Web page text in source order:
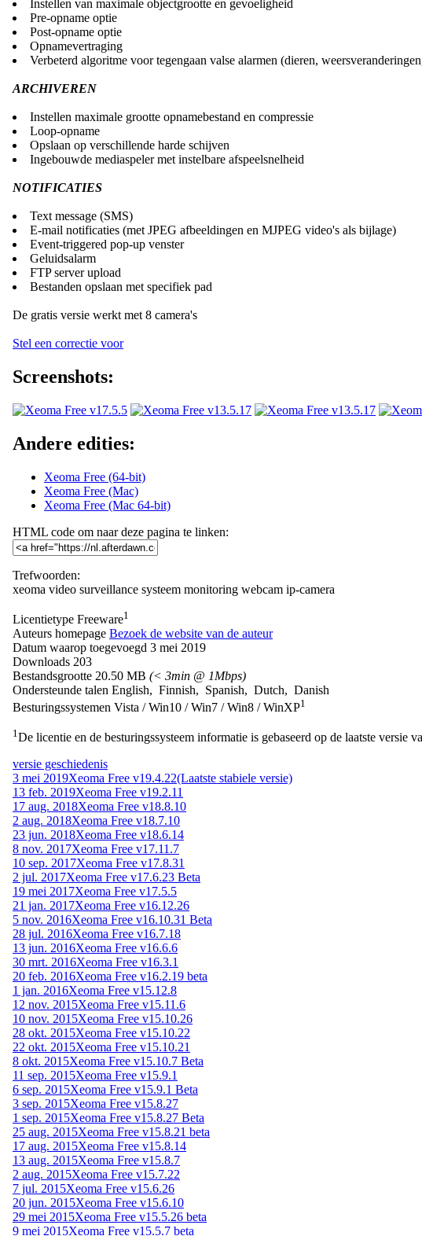
Instellen van maximale objectgrootte en gevoeligheid
Pre-opname optie
Post-opname optie
Opnamevertraging
Verbeterd algoritme voor tegengaan valse alarmen (dieren,
ARCHIVEREN
Instellen maximale grootte opnamebestand en compressie
Loop-opname
Opslaan op verschillende harde schijven
Ingebouwde mediaspeler met instelbare afspeelsnelheid
NOTIFICATIES
Text message (SMS)
E-mail notificaties (met JPEG afbeeldingen en MJPEG video's als bijlage)
Event-triggered pop-up venster
Geluidsalarm
FTP server upload
Bestanden opslaan met specifiek pad
De gratis versie werkt met 8 camera's
Stel een correctie voor
Screenshots:
Andere edities:
Xeoma Free (64-bit)
Xeoma Free (Mac)
Xeoma Free (Mac 64-bit)
HTML code om naar deze pagina te linken:
Trefwoorden:
xeoma video surveillance systeem monitoring webcam ip-camera
Licentietype Freeware1
Auteurs homepage Bezoek de website van de auteur
Datum waarop toegevoegd 3 mei 2019
Downloads 203
Bestandsgrootte 20.50 MB (< 3min @ 1Mbps)
Ondersteunde talen English, Finnish, Spanish, Dutch, Danish
Besturingssystemen Vista / Win10 / Win7 / Win8 / WinXP1
1De licentie en de besturingssysteem informatie is gebaseerd op de laatste versie
versie geschiedenis
3 mei 2019Xeoma Free v19.4.22(Laatste stabiele versie)
13 feb. 2019Xeoma Free v19.2.11
17 aug. 2018Xeoma Free v18.8.10
2 aug. 2018Xeoma Free v18.7.10
23 jun. 2018Xeoma Free v18.6.14
8 nov. 2017Xeoma Free v17.11.7
10 sep. 2017Xeoma Free v17.8.31
2 jul. 2017Xeoma Free v17.6.23 Beta
19 mei 2017Xeoma Free v17.5.5
21 jan. 2017Xeoma Free v16.12.26
5 nov. 2016Xeoma Free v16.10.31 Beta
28 jul. 2016Xeoma Free v16.7.18
13 jun. 2016Xeoma Free v16.6.6
30 mrt. 2016Xeoma Free v16.3.1
20 feb. 2016Xeoma Free v16.2.19 beta
1 jan. 2016Xeoma Free v15.12.8
12 nov. 2015Xeoma Free v15.11.6
10 nov. 2015Xeoma Free v15.10.26
28 okt. 2015Xeoma Free v15.10.22
22 okt. 2015Xeoma Free v15.10.21
8 okt. 2015Xeoma Free v15.10.7 Beta
11 sep. 2015Xeoma Free v15.9.1
6 sep. 2015Xeoma Free v15.9.1 Beta
3 sep. 2015Xeoma Free v15.8.27
1 sep. 2015Xeoma Free v15.8.27 Beta
25 aug. 2015Xeoma Free v15.8.21 beta
17 aug. 2015Xeoma Free v15.8.14
13 aug. 2015Xeoma Free v15.8.7
2 aug. 2015Xeoma Free v15.7.22
7 jul. 2015Xeoma Free v15.6.26
20 jun. 2015Xeoma Free v15.6.10
29 mei 2015Xeoma Free v15.5.26 beta
9 mei 2015Xeoma Free v15.5.7 beta